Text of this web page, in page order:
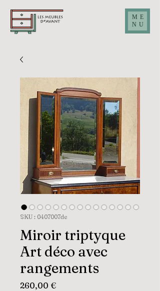
ME
NU
SKU : 0407007de
Miroir triptyque
Art déco avec
rangements
260,00 €Prix